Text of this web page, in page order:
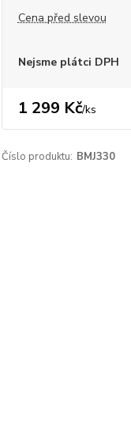
Cena před slevou
Nejsme plátci DPH
1 299 Kč/ks
Číslo produktu: BMJ330